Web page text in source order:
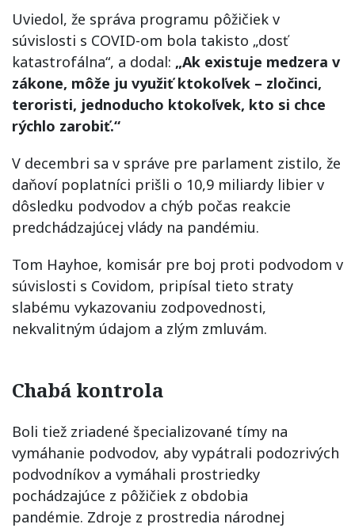
Uviedol, že správa programu pôžičiek v
súvislosti s COVID-om bola takisto „dosť
katastrofálna“, a dodal: „Ak existuje medzera v
zákone, môže ju využiť ktokoľvek – zločinci,
teroristi, jednoducho ktokoľvek, kto si chce
rýchlo zarobiť.“
V decembri sa v správe pre parlament zistilo, že
daňoví poplatníci prišli o 10,9 miliardy libier v
dôsledku podvodov a chýb počas reakcie
predchádzajúcej vlády na pandémiu.
Tom Hayhoe, komisár pre boj proti podvodom v
súvislosti s Covidom, pripísal tieto straty
slabému vykazovaniu zodpovednosti,
nekvalitným údajom a zlým zmluvám.
Chabá kontrola
Boli tiež zriadené špecializované tímy na
vymáhanie podvodov, aby vypátrali podozrivých
podvodníkov a vymáhali prostriedky
pochádzajúce z pôžičiek z obdobia
pandémie. Zdroje z prostredia národnej